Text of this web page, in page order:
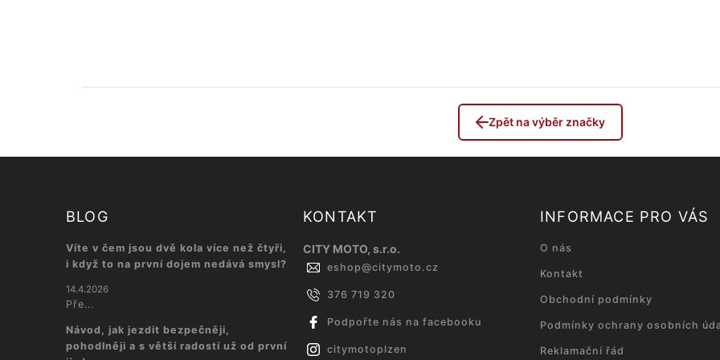
Zpět na výběr značky
BLOG
Víte v čem jsou dvě kola více než čtyři,
i když to na první dojem nedává smysl?
14.4.2026
Pře...
Návod, jak jezdit bezpečněji,
pohodlněji a s větší radostí už od první
KONTAKT
CITY MOTO, s.r.o.
eshop@citymoto.cz
376 719 320
Podpořte nás na facebooku
citymotoplzen
INFORMACE PRO VÁS
O nás
Kontakt
Obchodní podmínky
Podmínky ochrany osobních
Reklamační řád